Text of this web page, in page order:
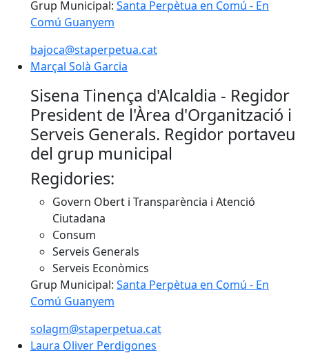
Grup Municipal: Santa Perpètua en Comú - En
Comú Guanyem
bajoca@staperpetua.cat
Marçal Solà Garcia
Marçal Solà Garcia
Sisena Tinença d'Alcaldia - Regidor
President de l'Àrea d'Organització i
Serveis Generals. Regidor portaveu
del grup municipal
Regidories:
Govern Obert i Transparència i Atenció
Ciutadana
Consum
Serveis Generals
Serveis Econòmics
Grup Municipal: Santa Perpètua en Comú - En
Comú Guanyem
solagm@staperpetua.cat
Laura Oliver Perdigones
Laura Oliver Perdigones